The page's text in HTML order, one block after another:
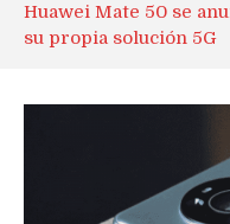
Huawei Mate 50 se
su propia solución 5G